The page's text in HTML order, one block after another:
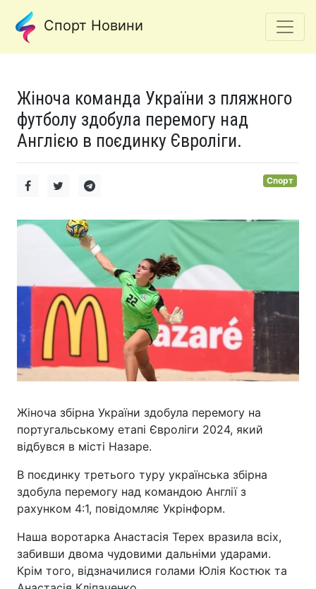
Спорт Новини
Жіноча команда України з пляжного
футболу здобула перемогу над
Англією в поєдинку Євроліги.
Спорт
Жіноча збірна України здобула перемогу на
португальському етапі Євроліги 2024, який
відбувся в місті Назаре.
В поєдинку третього туру українська збірна
здобула перемогу над командою Англії з
рахунком 4:1, повідомляє Укрінформ.
Наша воротарка Анастасія Терех вразила всіх,
забивши двома чудовими дальніми ударами.
Крім того, відзначилися голами Юлія Костюк та